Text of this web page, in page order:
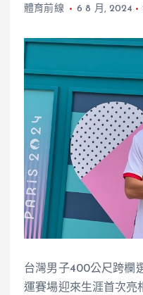
體育前線 6 8 月, 2024
台灣男子400公尺跨欄
運賽場迎來生涯首次亮